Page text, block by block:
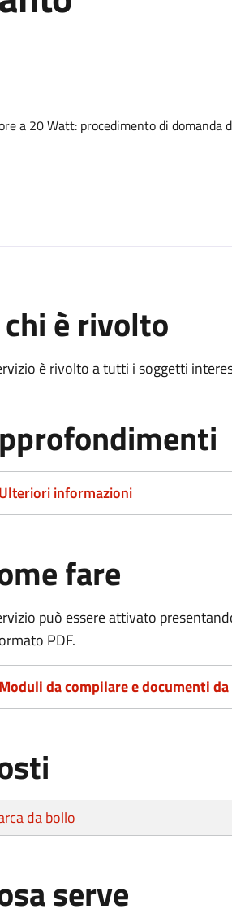
a 20 Watt: procedimento di domanda
è rivolto
è rivolto a tutti i soggetti
Ulteriori informazioni
fare
può essere attivato
PDF.
Moduli da compilare e documenti
di pagamento
da bollo
serve